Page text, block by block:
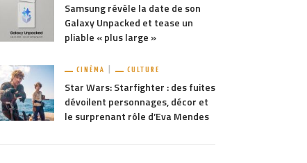
Samsung révèle la date de son
Galaxy Unpacked et tease un
pliable « plus large »
CINÉMA CULTURE
Star Wars: Starfighter : des fuites
dévoilent personnages, décor et
le surprenant rôle d’Eva Mendes